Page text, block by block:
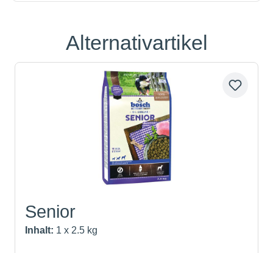
Produktgalerie überspringen
Alternativartikel
Senior
Inhalt: 1 x 2.5 kg